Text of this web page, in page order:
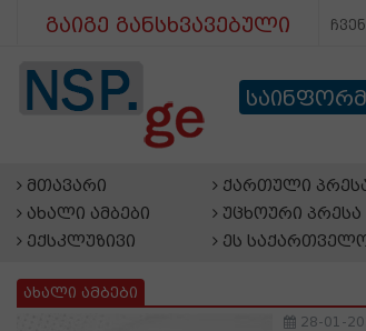
გაიგე განსხვავებული
მთავარი
ახალი ამბები
ექსკლუზივი
ქართული
უცხოური პრესა
ეს
ახალი ამბები
28-01-